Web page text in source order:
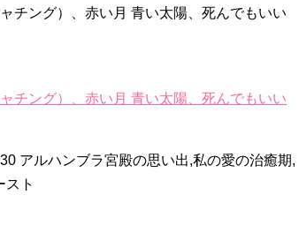
チング）、赤い月 青い太陽、死んでもいい
チング）、赤い月 青い太陽、死んでもいい
アルハンブラ宮殿の思い出,私の愛の治癒期,
スト